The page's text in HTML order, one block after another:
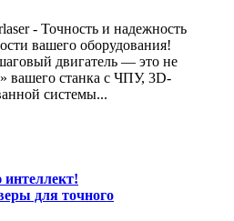
- Точность и надежность
вашего оборудования!
двигатель — это не
вашего станка с ЧПУ, 3D-
системы...
для точного